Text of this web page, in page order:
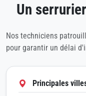
Un
Nos techniciens
pour garantir un délai
Principales